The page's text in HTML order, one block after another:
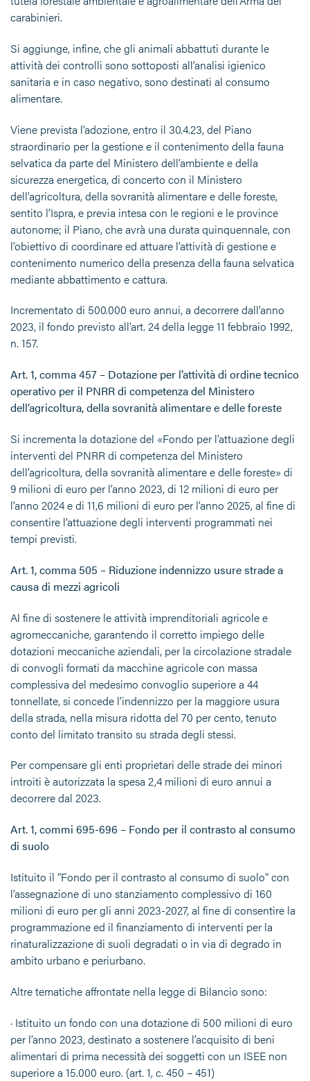
carabinieri.
Si aggiunge, infine, che gli animali abbattuti durante le
attività dei controlli sono sottoposti all’analisi igienico
sanitaria e in caso negativo, sono destinati al consumo
alimentare.
Viene prevista l’adozione, entro il 30.4.23, del Piano
straordinario per la gestione e il contenimento della fauna
selvatica da parte del Ministero dell’ambiente e della
sicurezza energetica, di concerto con il Ministero
dell’agricoltura, della sovranità alimentare e delle foreste,
sentito l’Ispra, e previa intesa con le regioni e le province
autonome; il Piano, che avrà una durata quinquennale, con
l’obiettivo di coordinare ed attuare l’attività di gestione e
contenimento numerico della presenza della fauna selvatica
mediante abbattimento e cattura.
Incrementato di 500.000 euro annui, a decorrere dall’anno
2023, il fondo previsto all’art. 24 della legge 11 febbraio 1992,
n. 157.
Art. 1, comma 457 – Dotazione per l’attività di ordine tecnico
operativo per il PNRR di competenza del Ministero
dell’agricoltura, della sovranità alimentare e delle foreste
Si incrementa la dotazione del «Fondo per l’attuazione degli
interventi del PNRR di competenza del Ministero
dell’agricoltura, della sovranità alimentare e delle foreste» di
9 milioni di euro per l’anno 2023, di 12 milioni di euro per
l’anno 2024 e di 11,6 milioni di euro per l’anno 2025, al fine di
consentire l’attuazione degli interventi programmati nei
tempi previsti.
Art. 1, comma 505 – Riduzione indennizzo usure strade a
causa di mezzi agricoli
Al fine di sostenere le attività imprenditoriali agricole e
agromeccaniche, garantendo il corretto impiego delle
dotazioni meccaniche aziendali, per la circolazione stradale
di convogli formati da macchine agricole con massa
complessiva del medesimo convoglio superiore a 44
tonnellate, si concede l’indennizzo per la maggiore usura
della strada, nella misura ridotta del 70 per cento, tenuto
conto del limitato transito su strada degli stessi.
Per compensare gli enti proprietari delle strade dei minori
introiti è autorizzata la spesa 2,4 milioni di euro annui a
decorrere dal 2023.
Art. 1, commi 695-696 – Fondo per il contrasto al consumo
di suolo
Istituito il “Fondo per il contrasto al consumo di suolo” con
l’assegnazione di uno stanziamento complessivo di 160
milioni di euro per gli anni 2023-2027, al fine di consentire la
programmazione ed il finanziamento di interventi per la
rinaturalizzazione di suoli degradati o in via di degrado in
ambito urbano e periurbano.
Altre tematiche affrontate nella legge di Bilancio sono:
· Istituito un fondo con una dotazione di 500 milioni di euro
per l’anno 2023, destinato a sostenere l’acquisito di beni
alimentari di prima necessità dei soggetti con un ISEE non
superiore a 15.000 euro. (art. 1, c. 450 – 451)